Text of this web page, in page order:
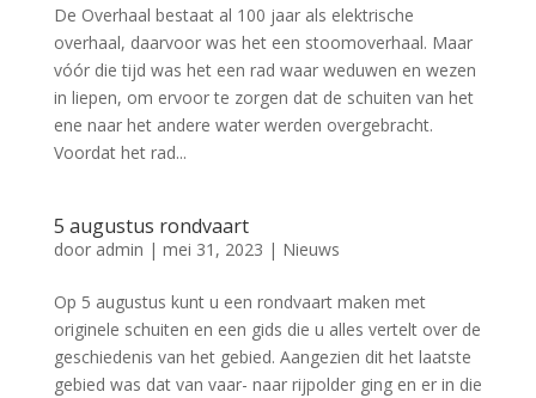
De Overhaal bestaat al 100 jaar als elektrische
overhaal, daarvoor was het een stoomoverhaal. Maar
vóór die tijd was het een rad waar weduwen en wezen
in liepen, om ervoor te zorgen dat de schuiten van het
ene naar het andere water werden overgebracht.
Voordat het rad...
5 augustus rondvaart
door admin | mei 31, 2023 | Nieuws
Op 5 augustus kunt u een rondvaart maken met
originele schuiten en een gids die u alles vertelt over de
geschiedenis van het gebied. Aangezien dit het laatste
gebied was dat van vaar- naar rijpolder ging en er in die